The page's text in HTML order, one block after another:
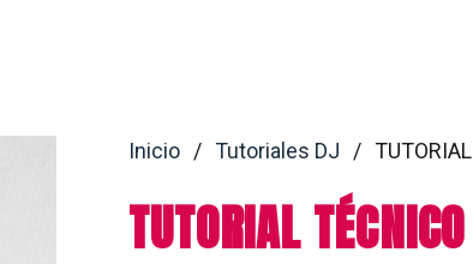
Inicio / Tutoriales DJ /
TUTORIAL